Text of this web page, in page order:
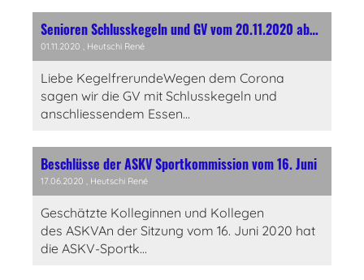
Senioren Schlusskegeln und GV vom 20.11.2020 abgesagt
01.11.2020 , Heutschi René
Liebe KegelfrerundeWegen dem Corona
sagen wir die GV mit Schlusskegeln und
anschliessendem Essen...
Beschlüsse der ASKV Sportkommission vom 16. Juni
17.06.2020 , Heutschi René
Geschätzte Kolleginnen und Kollegen
des ASKVAn der Sitzung vom 16. Juni 2020 hat
die ASKV-Sportk...